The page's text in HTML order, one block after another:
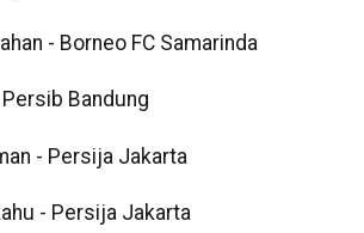
- Borneo FC Samarinda
Bandung
- Persija Jakarta
- Persija Jakarta